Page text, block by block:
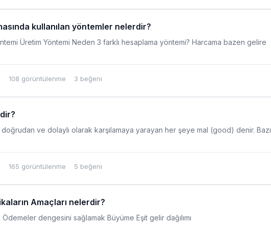
kullanılan yöntemler nelerdir?
Üretim Yöntemi Neden 3 farklı hesaplama yöntemi? Harcama bazen gelire
108 görüntülenme 3 beğeni
doğrudan ve dolaylı olarak karşılamaya yarayan her şeye mal (good) denir. Bazı
165 görüntülenme 5 beğeni
Amaçları nelerdir?
dengesini sağlamak Büyüme Eşit gelir dağılımı